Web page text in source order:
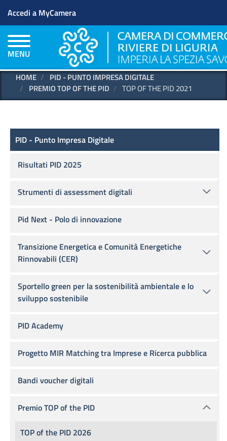
contenuto
principale
Menu profilo utente
Accedi a MyCamera
MENU
HOME
PID - PUNTO IMPRESA DIGITALE
PREMIO TOP OF THE PID
TOP OF THE PID 2021
PID - Punto Impresa Digitale
PID - Punto Impresa Digitale
Risultati PID 2025
Strumenti di assessment digitali
Pid Next - Polo di innovazione
Transizione Energetica e Comunità Energetiche
Rinnovabili (CER)
Sportello green per la sostenibilità ambientale e lo
sviluppo sostenibile
PID Academy
Progetto MIR Matching tra Imprese e Ricerca pubblica
Bandi voucher digitali
Premio TOP of the PID
TOP of the PID 2026